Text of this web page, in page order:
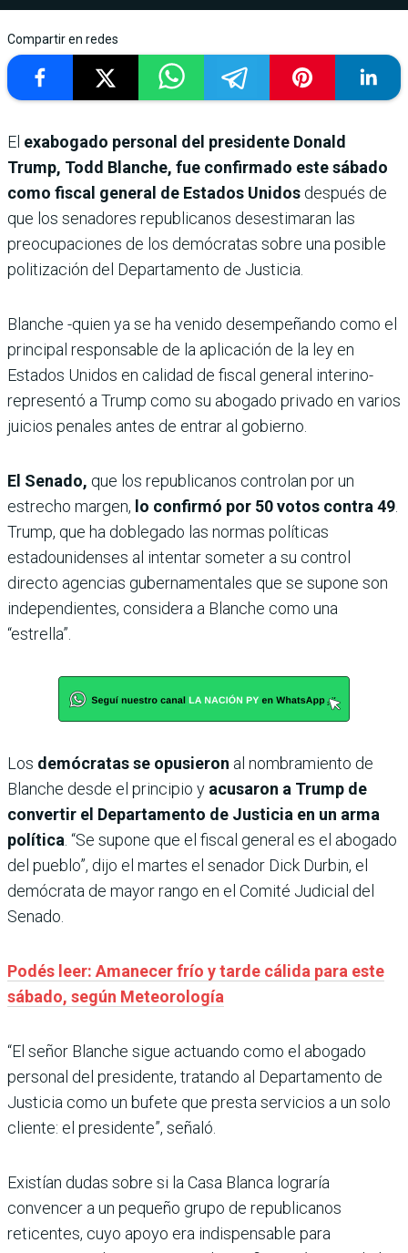
Compartir en redes
El exabogado personal del presidente Donald
Trump, Todd Blanche, fue confirmado este sábado
como fiscal general de Estados Unidos después de
que los senadores republicanos desestimaran las
preocupaciones de los demócratas sobre una posible
politización del Departamento de Justicia.
Blanche -quien ya se ha venido desempeñando como el
principal responsable de la aplicación de la ley en
Estados Unidos en calidad de fiscal general interino-
representó a Trump como su abogado privado en varios
juicios penales antes de entrar al gobierno.
El Senado, que los republicanos controlan por un
estrecho margen, lo confirmó por 50 votos contra 49
Trump, que ha doblegado las normas políticas
estadounidenses al intentar someter a su control
directo agencias gubernamentales que se supone son
independientes, considera a Blanche como una
“estrella”.
Los demócratas se opusieron al nombramiento de
Blanche desde el principio y acusaron a Trump de
convertir el Departamento de Justicia en un arma
política . “Se supone que el fiscal general es el abogado
del pueblo”, dijo el martes el senador Dick Durbin, el
demócrata de mayor rango en el Comité Judicial del
Senado.
Podés leer: Amanecer frío y tarde cálida para este
sábado, según Meteorología
“El señor Blanche sigue actuando como el abogado
personal del presidente, tratando al Departamento de
Justicia como un bufete que presta servicios a un solo
cliente: el presidente”, señaló.
Existían dudas sobre si la Casa Blanca lograría
convencer a un pequeño grupo de republicanos
reticentes, cuyo apoyo era indispensable para